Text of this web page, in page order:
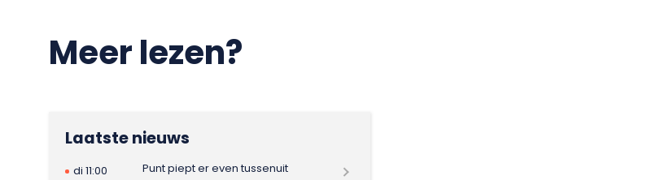
Meer lezen?
Laatste nieuws
di 11:00
Punt piept er even tussenuit